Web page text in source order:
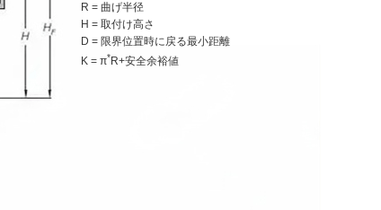
R = 曲げ半径
H = 取付け高さ
D = 限界位置時に戻る最小距離
K = π*R+安全余裕値